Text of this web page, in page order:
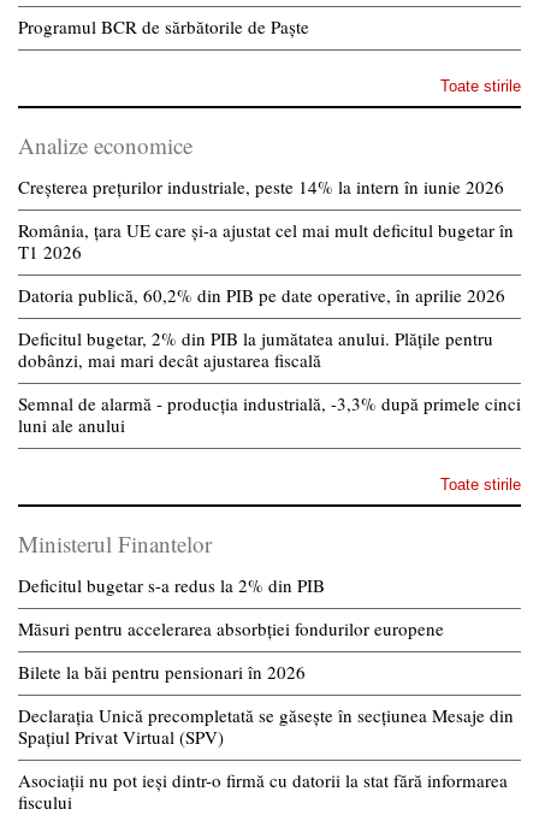
Programul BCR de sărbătorile de Paște
Toate stirile
Analize economice
Creșterea prețurilor industriale, peste 14% la intern în iunie 2026
România, țara UE care și-a ajustat cel mai mult deficitul bugetar în
T1 2026
Datoria publică, 60,2% din PIB pe date operative, în aprilie 2026
Deficitul bugetar, 2% din PIB la jumătatea anului. Plățile pentru
dobânzi, mai mari decât ajustarea fiscală
Semnal de alarmă - producția industrială, -3,3% după primele cinci
luni ale anului
Toate stirile
Ministerul Finantelor
Deficitul bugetar s-a redus la 2% din PIB
Măsuri pentru accelerarea absorbției fondurilor europene
Bilete la băi pentru pensionari în 2026
Declarația Unică precompletată se găsește în secțiunea Mesaje din
Spațiul Privat Virtual (SPV)
Asociații nu pot ieși dintr-o firmă cu datorii la stat fără informarea
fiscului